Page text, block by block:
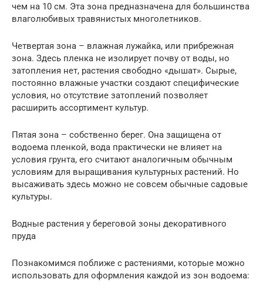
чем на 10 см. Эта зона предназначена для большинства
влаголюбивых травянистых многолетников.
Четвертая зона – влажная лужайка, или прибрежная
зона. Здесь пленка не изолирует почву от воды, но
затопления нет, растения свободно «дышат». Сырые,
постоянно влажные участки создают специфические
условия, но отсутствие затоплений позволяет
расширить ассортимент культур.
Пятая зона – собственно берег. Она защищена от
водоема пленкой, вода практически не влияет на
условия грунта, его считают аналогичным обычным
условиям для выращивания культурных растений. Но
высаживать здесь можно не совсем обычные садовые
культуры.
Водные растения у береговой зоны декоративного
пруда
Познакомимся поближе с растениями, которые можно
использовать для оформления каждой из зон водоема: